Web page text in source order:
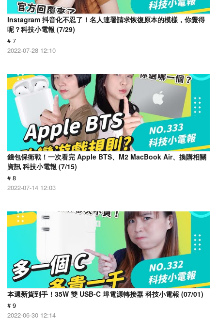
Instagram 抖音化不忍了！名人連署請求恢復原本的模樣，你覺得
呢？科技小電報 (7/29)
# 7
2022-07-28 12:10
錢包保衛戰！一次看完 Apple BTS、M2 MacBook Air、換購相關
資訊 科技小電報 (7/15)
# 8
2022-07-14 12:03
本週新貨到手！35W 雙 USB-C 埠電源轉接器 科技小電報 (07/01)
# 9
2022-06-30 12:14